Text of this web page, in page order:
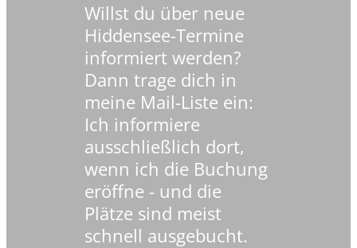
Willst du über neue
Hiddensee-Termine
informiert werden?
Dann trage dich in
meine Mail-Liste ein:
Ich informiere
ausschließlich dort,
wenn ich die Buchung
eröffne - und die
Plätze sind meist
schnell ausgebucht.